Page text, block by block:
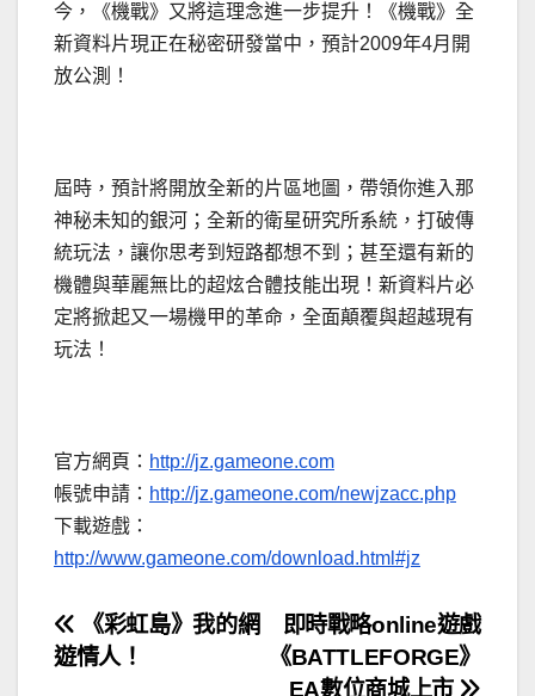
今，《機戰》又將這理念進一步提升！
《機戰》全
新資料片現正在秘密研發當中，預計2009年4月開
放公測！
屆時，預計將開放全新的片區地圖，帶領你進入那
神秘未知的銀河；全新的衛星研究所系統，打破傳
統玩法，讓你思考到短路都想不到；甚至還有新的
機體與華麗無比的超炫合體技能出現！新資料片必
定將掀起又一場機甲的革命，全面顛覆與超越現有
玩法！
官方網頁： http://jz.gameone.com
帳號申請： http://jz.gameone.com/newjzacc.php
下載遊戲：
http://www.gameone.com/download.html#jz
文
章
即時戰略online遊戲
《BATTLEFORGE》
EA數位商城上市
《彩虹島》我的網
遊情人！